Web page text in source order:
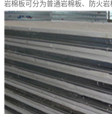
岩棉板可分为普通岩棉板、防火